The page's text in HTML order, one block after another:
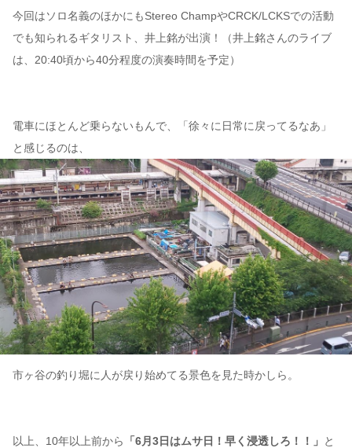
今回はソロ名義のほかにもStereo ChampやCRCK/LCKSでの活動
でも知られるギタリスト、井上銘が出演！（井上銘さんのライブ
は、20:40頃から40分程度の演奏時間を予定）
電車にほとんど乗らないもんで、「徐々に日常に戻ってるなあ」
と感じるのは、
市ヶ谷の釣り堀に人が戻り始めてる景色を見た時かしら。
以上、10年以上前から 「6月3日はムサ日！早く浸透しろ！！」 と